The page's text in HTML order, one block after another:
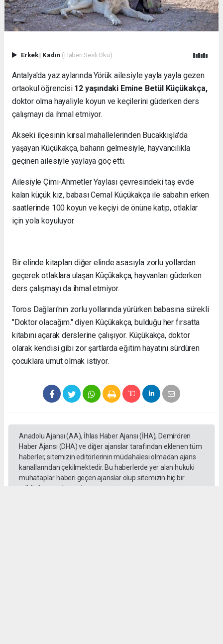
Erkek| Kadın (Haberi Sesli Oku)
Antalya'da yaz aylarında Yörük ailesiyle yayla yayla gezen
ortaokul öğrencisi 12 yaşındaki Emine Betül Küçükakça,
doktor olma hayaliyle koyun ve keçilerini güderken ders
çalışmayı da ihmal etmiyor.
Akseki ilçesinin kırsal mahallelerinden Bucakkışla'da
yaşayan Küçükakça, baharın gelmesiyle, hayvancılıkla
geçinen ailesiyle yaylaya göç etti.
Ailesiyle Çimi-Ahmetler Yaylası çevresindeki taş evde
kalan küçük kız, babası Cemal Küçükakça ile sabahın erken
saatlerinde 100 koyun ve keçiyi de önüne katıp, otlaklar
için yola koyuluyor.
Bir elinde kitapları diğer elinde asasıyla zorlu yollardan
geçerek otlaklara ulaşan Küçükakça, hayvanları güderken
ders çalışmayı da ihmal etmiyor.
Toros Dağları'nın zorlu yollarında yürürken babasına sürekli
"Doktor olacağım." diyen Küçükakça, bulduğu her fırsatta
kitabını açarak derslerine çalışıyor. Küçükakça, doktor
olarak kendisi gibi zor şartlarda eğitim hayatını sürdüren
çocuklara umut olmak istiyor.
Anadolu Ajansı (AA), İhlas Haber Ajansı (İHA), Demirören
Haber Ajansı (DHA) ve diğer ajanslar tarafından eklenen tüm
haberler, sitemizin editörlerinin müdahalesi olmadan ajans
kanallarından çekilmektedir. Bu haberlerde yer alan hukuki
muhataplar haberi geçen ajanslar olup sitemizin hiç bir
editörü sorumlu tutulamaz...